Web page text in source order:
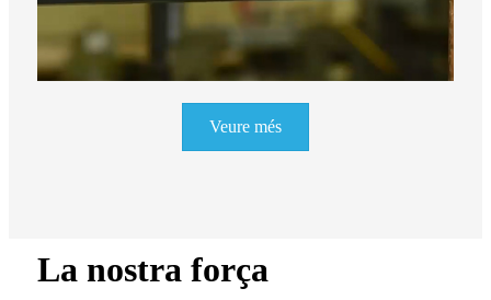
Veure més
La nostra força